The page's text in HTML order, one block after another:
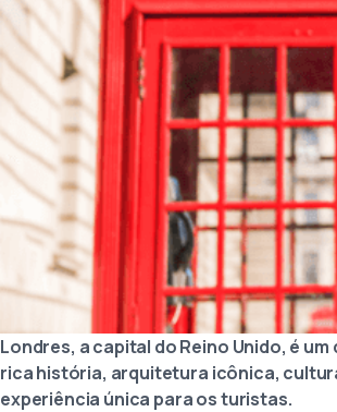
Londres, a capital do Reino Unido, é
rica história, arquitetura icônica,
experiência única para os turistas.